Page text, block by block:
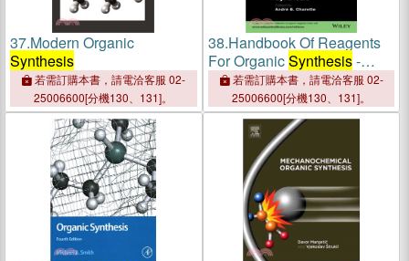
37.Modern Organic
Synthesis
若需訂購本書，請電洽客服 02-
25006600[分機130、131]。
38.Handbook Of Reagents
For OrganicSynthesis-
Reagents For Heteroarene
Synthesis
若需訂購本書，請電洽客服 02-
25006600[分機130、131]。